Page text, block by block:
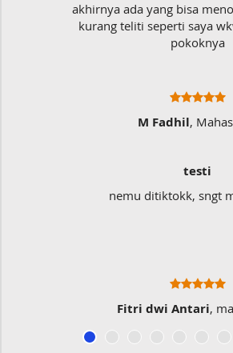
akhirnya ada yang bisa menolong
kurang teliti seperti saya wkwk.
pokoknya
M Fadhil, Mahasiswa
nemu ditiktokk, sngt
Fitri dwi Antari ,